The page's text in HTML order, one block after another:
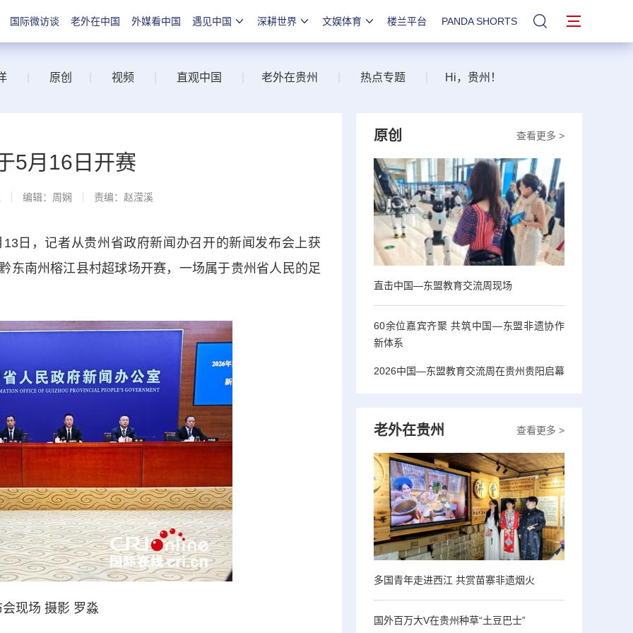
国际微访谈 老外在中国 外媒看中国 遇见中国 深耕世界 文娱体育 楼兰平台 PANDA SHORTS 站内搜索
原创 视频 直观中国 老外在贵州 热点专题 Hi，贵州！
5月16日开赛
编辑：周娴 责编：赵滢溪
，记者从贵州省政府新闻办召开的新闻发布会上获
东南州榕江县村超球场开赛，一场属于贵州省人民的足
现场 摄影 罗淼
查看更多 >
原创
直击中国—东盟教育交流周现场
60余位嘉宾齐聚 共筑中国—东盟非遗协作
新体系
2026中国—东盟教育交流周在贵州贵阳启幕
查看更多 >
老外在贵州
多国青年走进西江 共赏苗寨非遗烟火
国外百万大V在贵州种草“土豆巴士”